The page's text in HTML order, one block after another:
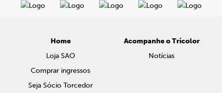
Home
Loja SAO
Comprar ingressos
Seja Sócio Torcedor
Acompanhe o Tricolor
Notícias